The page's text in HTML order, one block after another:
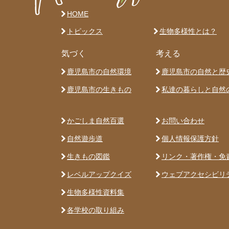
HOME
トピックス 生物多様性とは？
気づく
鹿児島市の自然環境
鹿児島市の生きもの
考える
鹿児島市の自然と歴
私達の暮らしと自然
かごしま自然百選
自然遊歩道
生きもの図鑑
レベルアップクイズ
生物多様性資料集
各学校の取り組み
お問い合わせ
個人情報保護方針
リンク・著作権・免
ウェブアクセシビリ